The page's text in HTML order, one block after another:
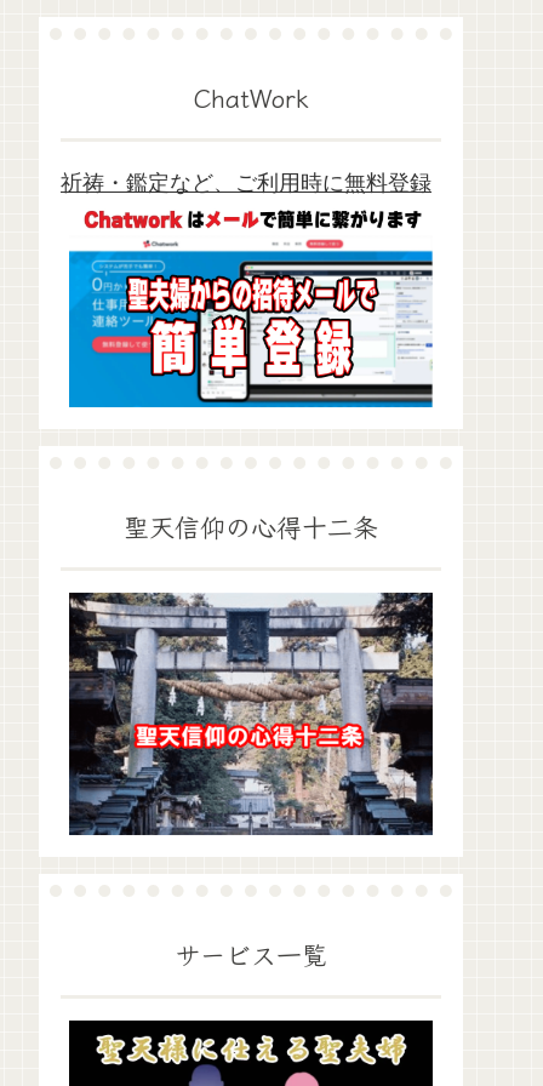
ChatWork
祈祷・鑑定など、ご利用時に無料登録
聖天信仰の心得十二条
サービス一覧